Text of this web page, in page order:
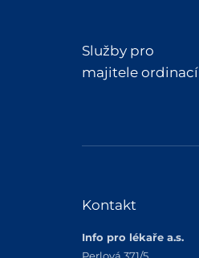
Služby pro
majitele ordinací
Kontakt
Info pro lékaře a.s.